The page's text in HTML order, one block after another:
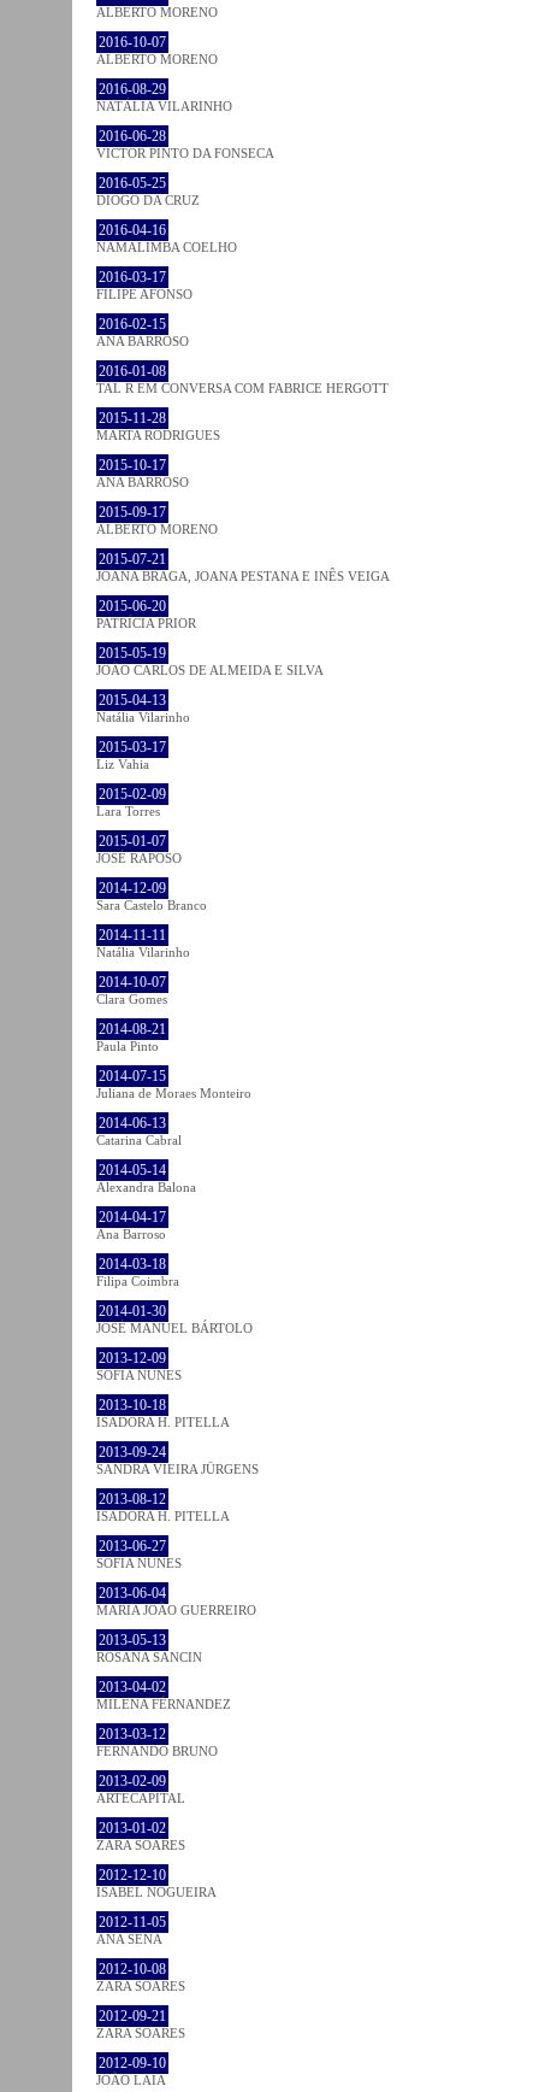
ALBERTO MORENO
2016-10-07
ALBERTO MORENO
2016-08-29
NATÁLIA VILARINHO
2016-06-28
VICTOR PINTO DA FONSECA
2016-05-25
DIOGO DA CRUZ
2016-04-16
NAMALIMBA COELHO
2016-03-17
FILIPE AFONSO
2016-02-15
ANA BARROSO
2016-01-08
TAL R EM CONVERSA COM FABRICE HERGOTT
2015-11-28
MARTA RODRIGUES
2015-10-17
ANA BARROSO
2015-09-17
ALBERTO MORENO
2015-07-21
JOANA BRAGA, JOANA PESTANA E INÊS VEIGA
2015-06-20
PATRÍCIA PRIOR
2015-05-19
JOÃO CARLOS DE ALMEIDA E SILVA
2015-04-13
Natália Vilarinho
2015-03-17
Liz Vahia
2015-02-09
Lara Torres
2015-01-07
JOSÉ RAPOSO
2014-12-09
Sara Castelo Branco
2014-11-11
Natália Vilarinho
2014-10-07
Clara Gomes
2014-08-21
Paula Pinto
2014-07-15
Juliana de Moraes Monteiro
2014-06-13
Catarina Cabral
2014-05-14
Alexandra Balona
2014-04-17
Ana Barroso
2014-03-18
Filipa Coimbra
2014-01-30
JOSÉ MANUEL BÁRTOLO
2013-12-09
SOFIA NUNES
2013-10-18
ISADORA H. PITELLA
2013-09-24
SANDRA VIEIRA JÜRGENS
2013-08-12
ISADORA H. PITELLA
2013-06-27
SOFIA NUNES
2013-06-04
MARIA JOÃO GUERREIRO
2013-05-13
ROSANA SANCIN
2013-04-02
MILENA FÉRNANDEZ
2013-03-12
FERNANDO BRUNO
2013-02-09
ARTECAPITAL
2013-01-02
ZARA SOARES
2012-12-10
ISABEL NOGUEIRA
2012-11-05
ANA SENA
2012-10-08
ZARA SOARES
2012-09-21
ZARA SOARES
2012-09-10
JOÃO LAIA